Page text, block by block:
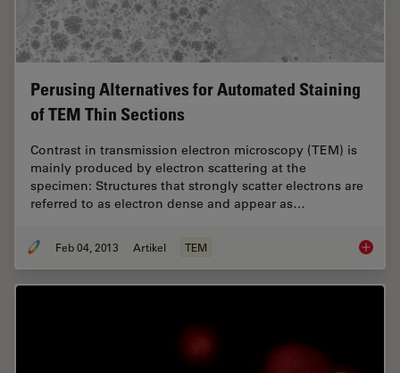
Perusing Alternatives for Automated Staining
of TEM Thin Sections
Contrast in transmission electron microscopy (TEM) is
mainly produced by electron scattering at the
specimen: Structures that strongly scatter electrons are
referred to as electron dense and appear as…
Feb 04, 2013 Artikel TEM